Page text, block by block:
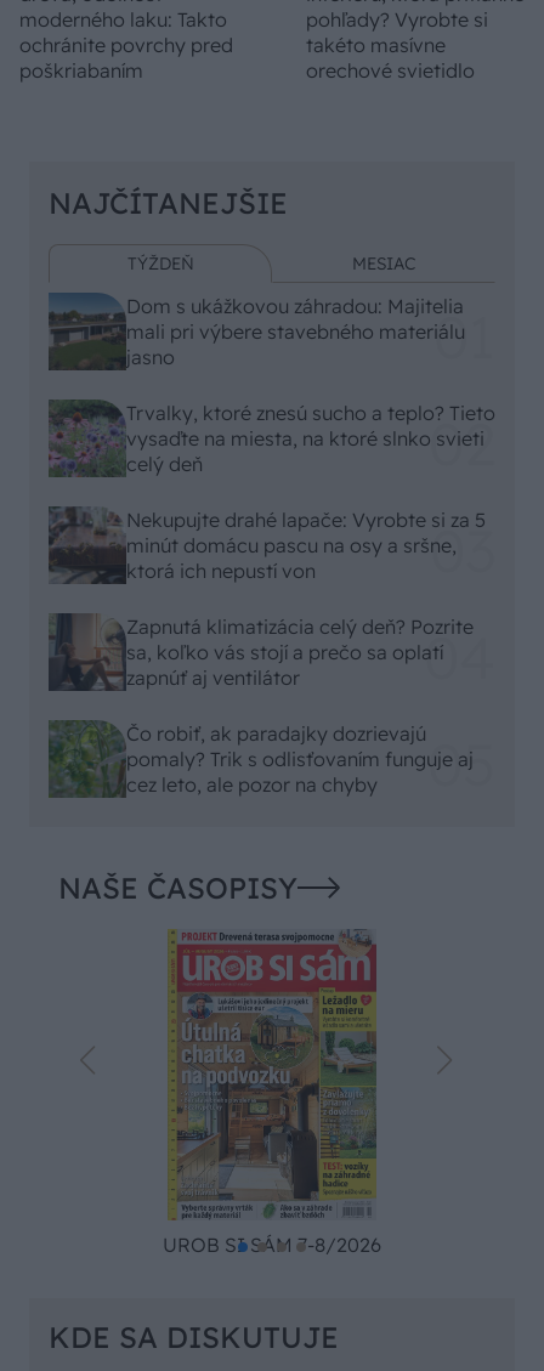
moderného laku: Takto
ochránite povrchy pred
poškriabaním
pohľady? Vyrobte si
takéto masívne
orechové svietidlo
NAJČÍTANEJŠIE
TÝŽDEŇ MESIAC
Dom s ukážkovou záhradou: Majitelia
mali pri výbere stavebného materiálu
jasno
Trvalky, ktoré znesú sucho a teplo? Tieto
vysaďte na miesta, na ktoré slnko svieti
celý deň
Nekupujte drahé lapače: Vyrobte si za 5
minút domácu pascu na osy a sršne,
ktorá ich nepustí von
Zapnutá klimatizácia celý deň? Pozrite
sa, koľko vás stojí a prečo sa oplatí
zapnúť aj ventilátor
Čo robiť, ak paradajky dozrievajú
pomaly? Trik s odlisťovaním funguje aj
cez leto, ale pozor na chyby
NAŠE ČASOPISY
UROB SI SÁM 7-8/2026
KDE SA DISKUTUJE